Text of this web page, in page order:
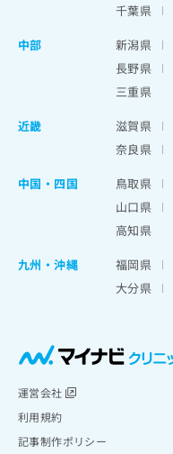
千葉県
中部
新潟県
長野県
三重県
近畿
滋賀県
奈良県
中国・四国
鳥取県
山口県
高知県
九州・沖縄
福岡県
大分県
運営会社
利用規約
記事制作ポリシー